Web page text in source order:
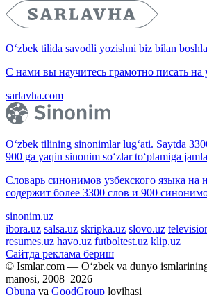
O‘zbek tilida savodli yozishni biz bilan
С нами вы научитесь грамотно писать на
sarlavha.com
O‘zbek tilining sinonimlar lug‘ati. Saytda
900 ga yaqin sinonim so‘zlar to‘plamiga
Словарь синонимов узбекского языка на
содержит более 3300 слов и 900
sinonim.uz
ibora.uz salsa.uz skripka.uz slovo.uz
resumes.uz havo.uz futboltest.uz klip.uz
Сайтда реклама бериш
© Ismlar.com — O‘zbek va dunyo
manosi, 2008–2026
Obuna va GoodGroup loyihasi